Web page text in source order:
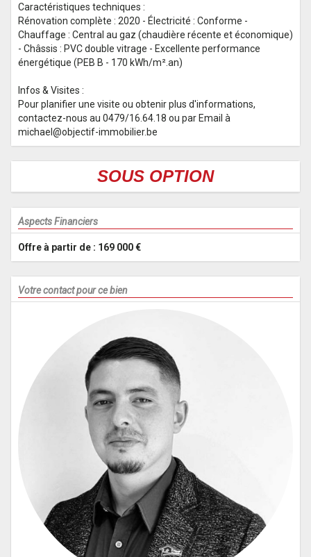
Caractéristiques techniques :
Rénovation complète : 2020 - Électricité : Conforme -
Chauffage : Central au gaz (chaudière récente et économique)
- Châssis : PVC double vitrage - Excellente performance
énergétique (PEB B - 170 kWh/m².an)
Infos & Visites :
Pour planifier une visite ou obtenir plus d'informations,
contactez-nous au 0479/16.64.18 ou par Email à
michael@objectif-immobilier.be
SOUS OPTION
Aspects Financiers
Offre à partir de : 169 000 €
Votre contact pour ce bien